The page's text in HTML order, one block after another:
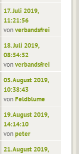
17. Juli 2019,
11:21:56
vonverbandsfrei
18. Juli 2019,
08:54:52
vonverbandsfrei
05. August 2019,
10:38:43
vonFeldblume
19. August 2019,
14:14:10
vonpeter
21. August 2019,